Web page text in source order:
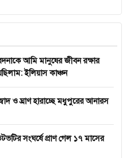
আমি মানুষের জীবন রক্ষার
ইলিয়াস কাঞ্চন
ও ঘ্রাণ হারাচ্ছে মধুপুরের আনারস
সংঘর্ষে প্রাণ গেল ১৭ মাসের